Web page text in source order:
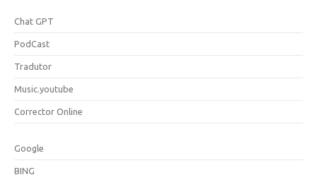
Chat GPT
PodCast
Tradutor
Music.youtube
Corrector Online
Google
BING